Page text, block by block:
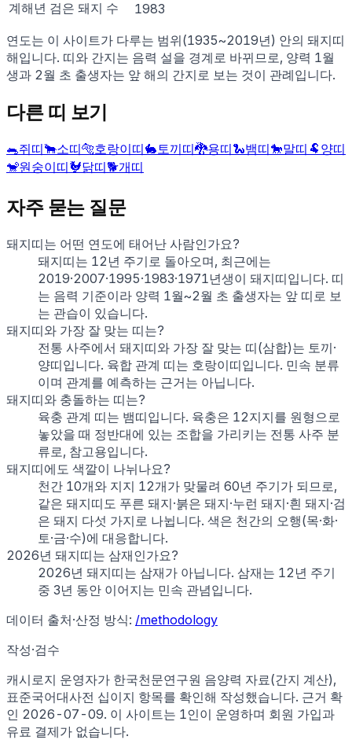
계해 년 검은 돼지 수
1983
연도는 이 사이트가 다루는 범위(1935~2019년) 안의 돼지띠
해입니다. 띠와 간지는 음력 설을 경계로 바뀌므로, 양력 1월
생과 2월 초 출생자는 앞 해의 간지로 보는 것이 관례입니다.
다른 띠 보기
🐀쥐띠🐂소띠🐅호랑이띠🐇 토끼띠🐉용띠🐍뱀띠🐎말띠 🐏 양띠
🐒원숭이띠🐓닭띠🐕개띠
자주 묻는 질문
돼지띠는 어떤 연도에 태어난 사람인가요?
돼지띠는 12년 주기로 돌아오며, 최근에는
2019·2007·1995·1983·1971년생이 돼지띠입니다. 띠
는 음력 기준이라 양력 1월~2월 초 출생자는 앞 띠로 보
는 관습이 있습니다.
돼지띠와 가장 잘 맞는 띠는?
전통 사주에서 돼지띠와 가장 잘 맞는 띠(삼합)는 토끼·
양띠입니다. 육합 관계 띠는 호랑이띠입니다. 민속 분류
이며 관계를 예측하는 근거는 아닙니다.
돼지띠와 충돌하는 띠는?
육충 관계 띠는 뱀띠입니다. 육충은 12지지를 원형으로
놓았을 때 정반대에 있는 조합을 가리키는 전통 사주 분
류로, 참고용입니다.
돼지띠에도 색깔이 나뉘나요?
천간 10개와 지지 12개가 맞물려 60년 주기가 되므로,
같은 돼지띠도 푸른 돼지·붉은 돼지·누런 돼지·흰 돼지·검
은 돼지 다섯 가지로 나뉩니다. 색은 천간의 오행(목·화·
토·금·수)에 대응합니다.
2026년 돼지띠는 삼재인가요?
2026년 돼지띠는 삼재가 아닙니다. 삼재는 12년 주기
중 3년 동안 이어지는 민속 관념입니다.
데이터 출처·산정 방식: /methodology
작성·검수
캐시로지 운영자가 한국천문연구원 음양력 자료(간지 계산),
표준국어대사전 십이지 항목를 확인해 작성했습니다. 근거 확
인 2026-07-09. 이 사이트는 1인이 운영하며 회원 가입과
유료 결제가 없습니다.